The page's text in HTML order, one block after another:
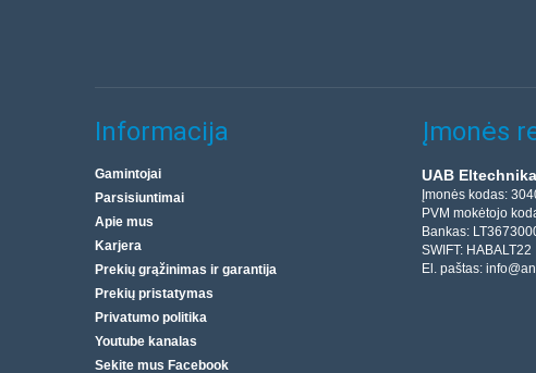
Informacija
Gamintojai
Parsisiuntimai
Apie mus
Karjera
Prekių grąžinimas ir garantija
Prekių pristatymas
Privatumo politika
Youtube kanalas
Sekite mus Facebook
Įmonės
UAB Eltechnika
Įmonės kodas:
PVM mokėtojo
Bankas:
SWIFT: HABALT22
El. paštas: